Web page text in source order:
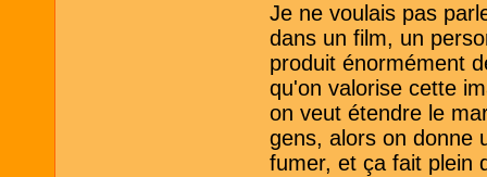
Je ne voulais pas
dans un film, un
produit énormément
qu'on valorise cette
on veut étendre le
gens, alors on donne
fumer, et ça fait plein